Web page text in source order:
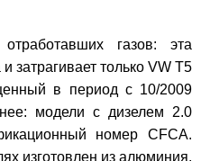
газов: эта
затрагивает только VW T5
в период с 10/2009
модели с дизелем 2.0
номер CFCA.
изготовлен из алюминия,